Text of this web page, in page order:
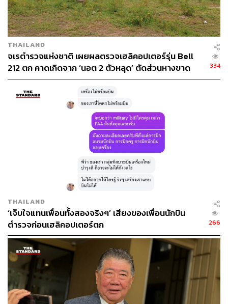
THAILAND
จเรตำรวจแห่งชาติ เผยผลตรวจเฮลิคอปเตอร์รุ่น Bell
212 ตก คาดเกิดจาก ‘นอต 2 ตัวหลุด’ ตัดส่วนหางขาด
334
THAILAND
‘เจ็บใจแทนเพื่อนทั้งสองจริงๆ’ เสียงของเพื่อนนักบิน
ตำรวจก่อนเฮลิคอปเตอร์ตก
266